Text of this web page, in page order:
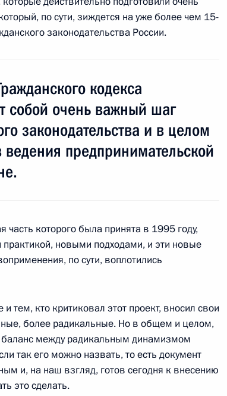
касающегося исключения
по преступлениям
по уточнению такого
касающегося назначения
экономического
с лишением свободы
по сути, зиждется на уже более чем 15-
законодательства России.
кодекса
собой очень важный шаг
законодательства и в целом
предпринимательской
которого была принята в 1995 году,
практикой, новыми подходами, и эти новые
по сути, воплотились
тем, кто критиковал этот проект, вносил свои
более радикальные. Но в общем и целом,
между радикальным динамизмом
так его можно назвать, то есть документ
и, на наш взгляд, готов сегодня к внесению
это сделать.